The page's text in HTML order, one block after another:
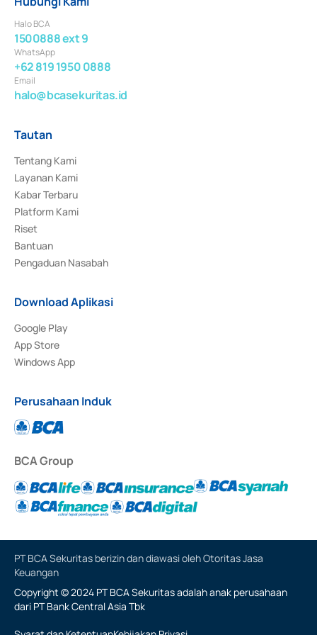
Halo BCA
1500888 ext 9
WhatsApp
+62 819 1950 0888
Email
halo@bcasekuritas.id
Tautan
Tentang Kami
Layanan Kami
Kabar Terbaru
Platform Kami
Riset
Bantuan
Pengaduan Nasabah
Download Aplikasi
Google Play
App Store
Windows App
Perusahaan Induk
BCA Group
PT BCA Sekuritas berizin dan diawasi oleh Otoritas Jasa
Keuangan
Copyright © 2024 PT BCA Sekuritas adalah anak perusahaan
dari PT Bank Central Asia Tbk